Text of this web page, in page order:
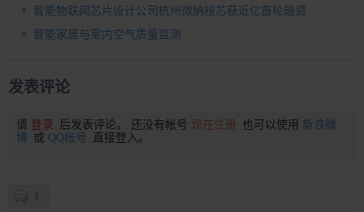
智能物联网芯片设计公司杭州微纳核芯获近亿首轮融资
智能家居与室内空气质量监测
发表评论
请 登录 后发表评论。 还没有帐号 现在注册 也可以使用 新浪微
博 或 QQ帐号 直接登入。
1